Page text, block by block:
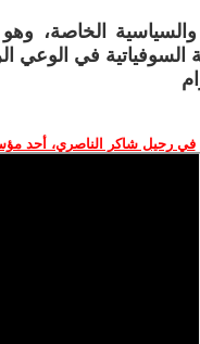
الخاصة،
السوفياتية في الوعي
في رحيل شاكر الناصري، أحد